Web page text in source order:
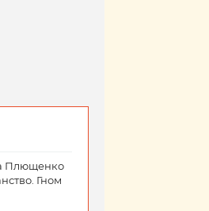
Плющенко
Гном